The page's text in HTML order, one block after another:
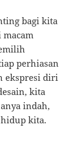
bagi kita
perhiasan
ekspresi diri
kita
indah,
kita.